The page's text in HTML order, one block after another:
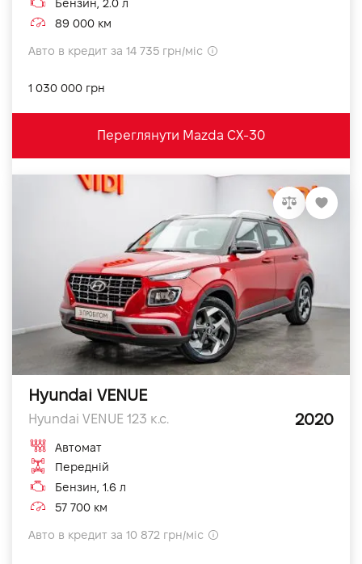
Бензин, 2.0 л
89 000 км
Авто в кредит за 14 735 грн/міс
1 030 000 грн
Переглянути Mazda CX-30
Hyundai VENUE
Hyundai VENUE 123 к.с. 2020
Автомат
Передній
Бензин, 1.6 л
57 700 км
Авто в кредит за 10 872 грн/міс